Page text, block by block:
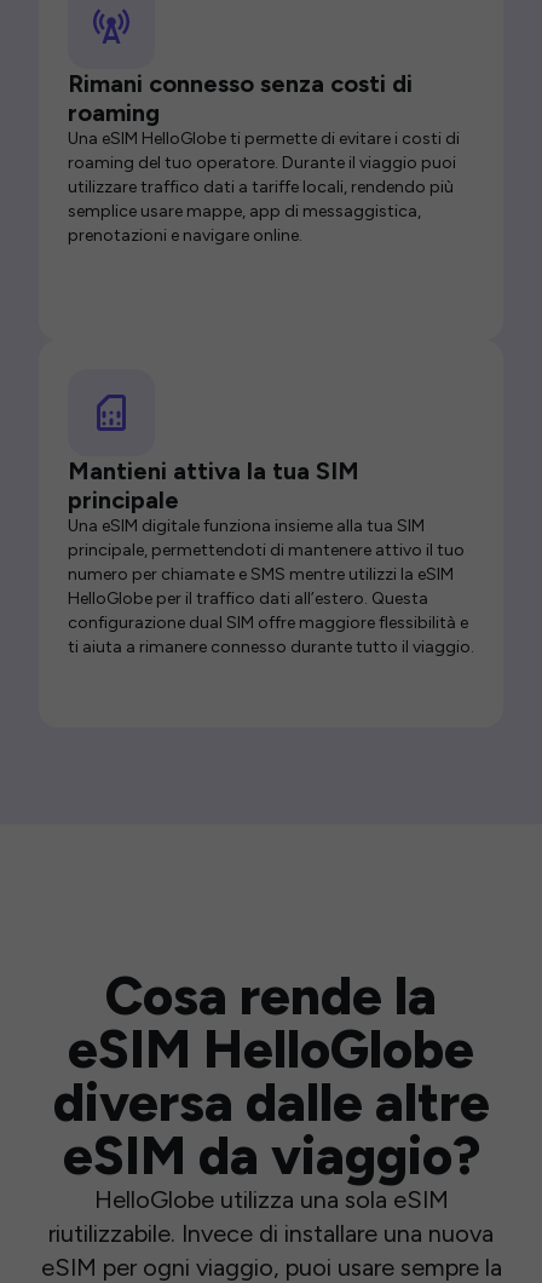
Rimani connesso senza costi di
roaming
Una eSIM HelloGlobe ti permette di evitare i costi di
roaming del tuo operatore. Durante il viaggio puoi
utilizzare traffico dati a tariffe locali, rendendo più
semplice usare mappe, app di messaggistica,
prenotazioni e navigare online.
Mantieni attiva la tua SIM
principale
Una eSIM digitale funziona insieme alla tua SIM
principale, permettendoti di mantenere attivo il tuo
numero per chiamate e SMS mentre utilizzi la eSIM
HelloGlobe per il traffico dati all’estero. Questa
configurazione dual SIM offre maggiore flessibilità e
ti aiuta a rimanere connesso durante tutto il viaggio.
Cosa rende la
eSIM HelloGlobe
diversa dalle altre
eSIM da viaggio?
HelloGlobe utilizza una sola eSIM
riutilizzabile. Invece di installare una nuova
eSIM per ogni viaggio, puoi usare sempre la